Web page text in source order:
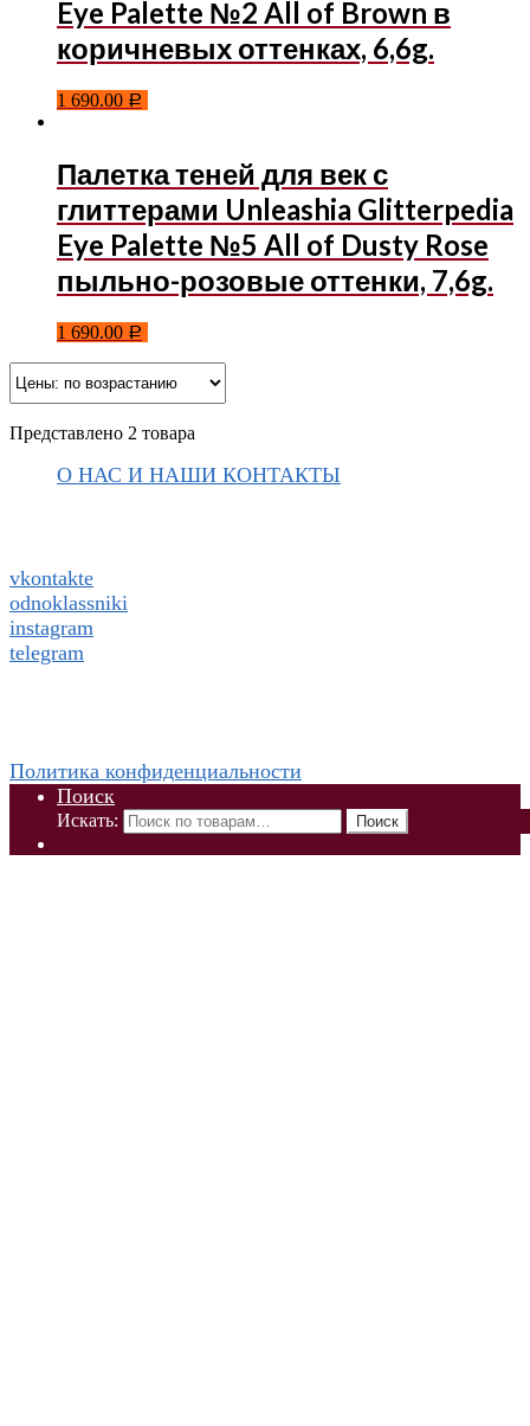
Eye Palette №2 All of Brown в
коричневых оттенках, 6,6g.
1 690.00 Р
Палетка теней для век с
глиттерами Unleashia Glitterpedia
Eye Palette №5 All of Dusty Rose
пыльно-розовые оттенки, 7,6g.
1 690.00 Р
Представлено 2 товара
О НАС И НАШИ КОНТАКТЫ
vkontakte
odnoklassniki
instagram
telegram
Политика конфиденциальности
Поиск
Искать: Поиск